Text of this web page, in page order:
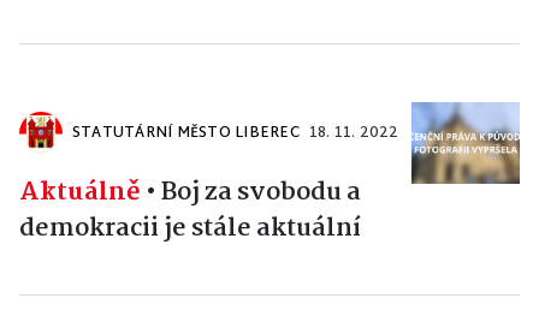
STATUTÁRNÍ MĚSTO LIBEREC 18. 11. 2022
Aktuálně •Boj za svobodu a
demokracii je stále aktuální